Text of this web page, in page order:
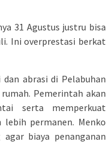
31 Agustus justru bisa
Ini overprestasi berkat
abrasi di Pelabuhan
Pemerintah akan
serta memperkuat
permanen. Menko
biaya penanganan